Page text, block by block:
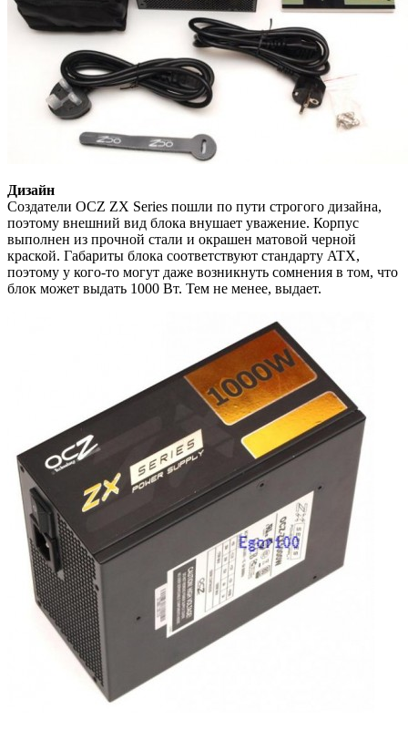
Дизайн
Создатели OCZ ZX Series пошли по пути строгого дизайна,
поэтому внешний вид блока внушает уважение. Корпус
выполнен из прочной стали и окрашен матовой черной
краской. Габариты блока соответствуют стандарту ATX,
поэтому у кого-то могут даже возникнуть сомнения в том, что
блок может выдать 1000 Вт. Тем не менее, выдает.